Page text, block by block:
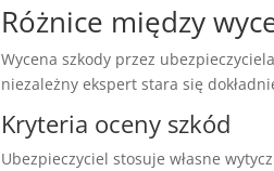
Różnice między
Wycena szkody przez
niezależny ekspert stara się
Kryteria oceny szkód
Ubezpieczyciel stosuje własne